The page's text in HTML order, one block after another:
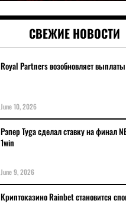
СВЕЖИЕ НОВОСТИ
Royal Partners возобновляет
June 10, 2026
Рэпер Tyga сделал ставку на финал
1win
June 9, 2026
Криптоказино Rainbet становится